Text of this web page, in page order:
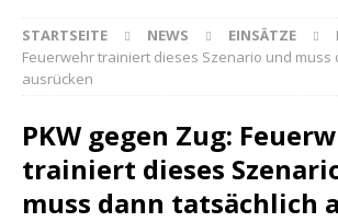
STARTSEITE NEWS EINSÄTZE
Feuerwehr trainiert dieses Szenario und muss
ausrücken
PKW gegen Zug:
trainiert dieses
muss dann tatsächlich